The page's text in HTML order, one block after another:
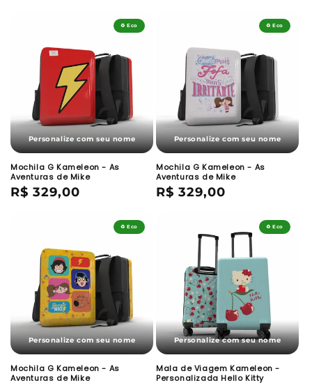
♻️ Eco
Personalize com seu nome
Mochila G Kameleon - As
Aventuras de Mike
Preço
R$ 329,00
♻️ Eco
Personalize com seu nome
Mochila G Kameleon - As
Aventuras de Mike
Preço
R$ 329,00
♻️ Eco
Personalize com seu nome
Mochila G Kameleon - As
Aventuras de Mike
♻️ Eco
Personalize com seu nome
Mala de Viagem Kameleon -
Personalizada Hello Kitty